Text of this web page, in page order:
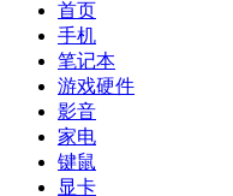
首页
手机
笔记本
游戏硬件
影音
家电
键鼠
显卡